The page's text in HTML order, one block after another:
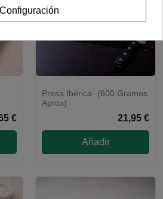
€
ENVÍO 48H
Presa Ibérica- (600 Gramos
Aprox)
21,95 €
Añadir
Configuración